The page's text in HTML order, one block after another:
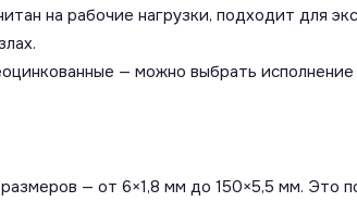
на рабочие нагрузки, подходит для
— можно выбрать
— от 6×1,8 мм до 150×5,5 мм. Это